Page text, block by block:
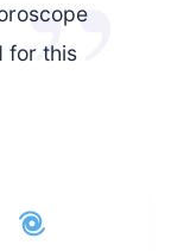
for this